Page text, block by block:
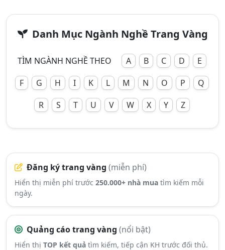
Danh Mục Ngành Nghề Trang Vàng
TÌM NGÀNH NGHỀ THEO A B C D
E
F
G H I K L M N O P
Q
R
S T U V W X Y Z
Đăng ký trang vàng (miễn phí)
Hiển thị miễn phí trước 250.000+ nhà mua tìm kiếm mỗi
ngày.
Quảng cáo trang vàng (nổi bật)
Hiển thị TOP kết quả tìm kiếm, tiếp cận KH trước đối thủ.